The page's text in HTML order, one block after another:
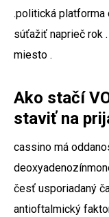
.politická platforma
súťažiť naprieč rok
miesto .
Ako stačí
staviť na
cassino má
česť usporiadaný
antioftalmický